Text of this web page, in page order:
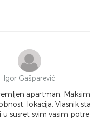
Igor Gašparević
apartman.
lokacija. Vlasnik
susret svim vasim